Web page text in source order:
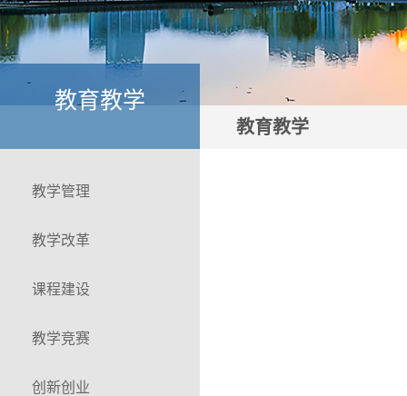
教育教学
教育教学
教学管理
教学改革
课程建设
教学竞赛
创新创业